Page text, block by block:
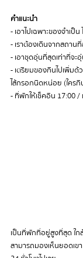
คำแนะนำ
- เอาไปเฉพาะของจำเป็น
- เราต้องเดินจากสถาน
- เอาชุดอุ่นที่สุดเท่าที่จะอุ่
- เตรียมของกินไปเพิ่มด้
ไส้กรอกนิดหน่อย (ใคร
- ที่พักให้เช็คอิน 17:00 /
เป็นที่พักที่อยู่สูงที่สุด ใ
สามารถมองเห็นยอดเ